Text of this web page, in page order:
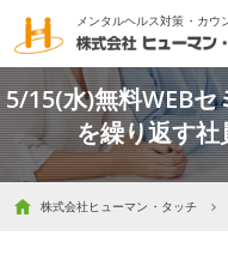
メンタルヘルス対策・カウ
5/15(水)無料WEB
を繰り返す社
株式会社ヒューマン・タッチ